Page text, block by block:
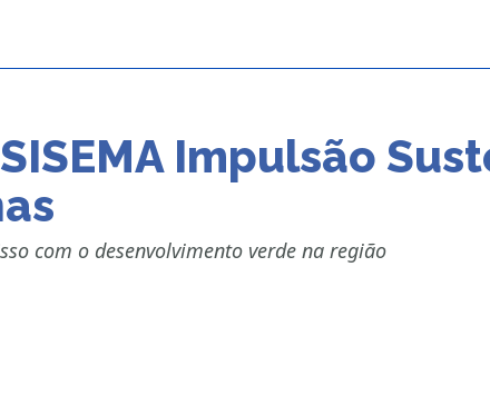
Impulsão
com o desenvolvimento verde na região